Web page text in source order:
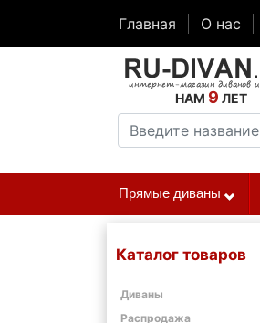
Главная О нас
НАМ 9 ЛЕТ
Прямые диваны
Каталог товаров
Диваны
Распродажа